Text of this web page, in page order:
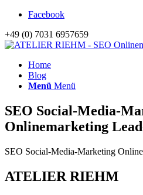
Facebook
+49 (0) 7031 6957659
Home
Blog
Menü Menü
SEO Social-Media-
Onlinemarketing
SEO Social-Media-Marketing
ATELIER RIEHM